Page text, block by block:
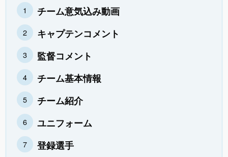
チーム意気込み動画
キャプテンコメント
監督コメント
チーム基本情報
チーム紹介
ユニフォーム
登録選手